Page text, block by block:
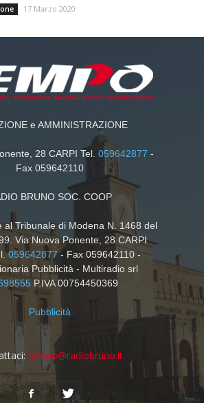
17 Marzo 2020
e AMMINISTRAZIONE
28 CARPI Tel.059642877 -
Fax 059642110
BRUNO SOC. COOP
al Tribunale di Modena N. 1468 del
Via Nuova Ponente, 28 CARPI
059642877- Fax 059642110 -
Pubblicità - Multiradio srl
P.IVA 00754450369
Pubblicità
tempo@radiobruno.it